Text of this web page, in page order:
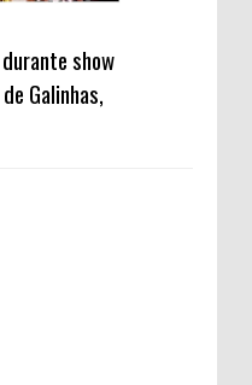
show
Galinhas,